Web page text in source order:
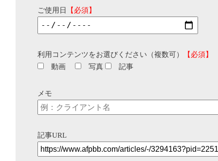
ご使用日 【必須】
利用コンテンツをお選びください（複数可）
【必須】
動画
写真 記事
メモ
記事URL